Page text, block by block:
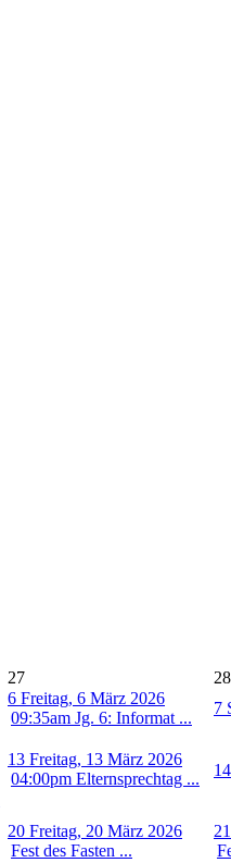
27 28
6 Freitag, 6 März 2026
09:35am Jg. 6: Informat ...
7
13 Freitag, 13 März 2026
04:00pm Elternsprechtag ...
14
20 Freitag, 20 März 2026
Fest des Fasten ...
21